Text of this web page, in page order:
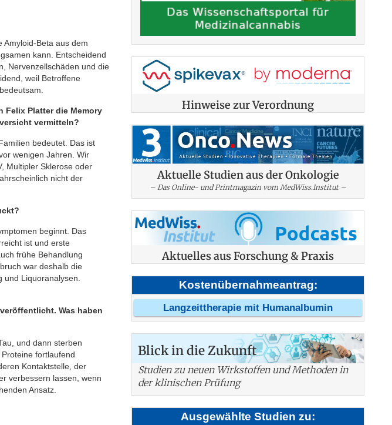
Amyloid-Beta aus dem
kann. Entscheidend
Nervenzellschäden und die
weil Betroffene
Felix Platter die Memory
vermitteln?
bedeutet. Das ist
wenigen Jahren. Wir
Multipler Sklerose oder
nicht der
beginnt. Das
ist und erste
frühe Behandlung
war deshalb die
Liquoranalysen.
Was haben
und dann sterben
fortlaufend
Kontaktstelle, der
verbessern lassen, wenn
Ansatz.
Hinweise zur Verordnung
Aktuelle Studien aus der Onkologie
– Das Online- und Printmagazin vom MedWiss.Institut –
Aktuelles aus Forschung & Praxis
Kostenübernahmeantrag:
Langzeittherapie mit Humanalbumin
Blick in die Zukunft
Studien zu neuen Wirkstoffen und Methoden in
der klinischen Prüfung
Ausgewählte Studien zu: